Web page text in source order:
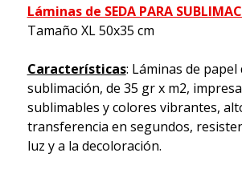
Láminas de SEDA PARA
Tamaño XL 50x35 cm
Características: Láminas de papel
sublimación, de 35 gr x m2,
sublimables y colores vibrantes,
transferencia en segundos,
luz y a la decoloración.